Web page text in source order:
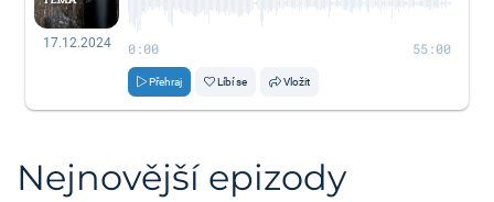
17.12.2024 0:00 55:00
Přehraj Líbí se Vložit
Nejnovější epizody